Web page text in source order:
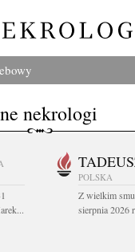
nekrologi
POLSKA
Z wielkim
sierpnia 2026